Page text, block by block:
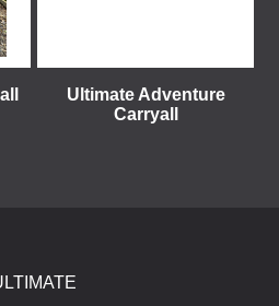
Ultimate Adventure
Carryall